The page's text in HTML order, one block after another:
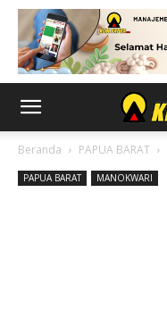
Beranda PAPUA BARAT
PAPUA BARAT MANOKWARI